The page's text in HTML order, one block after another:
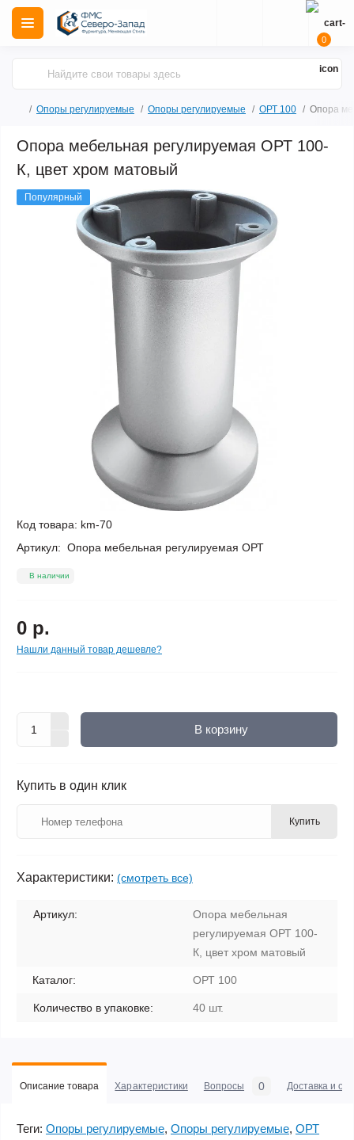
0
Опоры регулируемые Опоры регулируемые ОРТ 100 Опора
Опора мебельная регулируемая ОРТ 100-
К, цвет хром матовый
Популярный
Код товара: km-70
Артикул: Опора мебельная регулируемая ОРТ
В наличии
0 р.
Нашли данный товар дешевле?
В корзину
Купить в один клик
Купить
Характеристики: (смотреть все)
Артикул:
Опора мебельная
регулируемая ОРТ 100-
К, цвет хром матовый
Каталог: ОРТ 100
Количество в упаковке: 40 шт.
Описание товара Характеристики Вопросы 0 Доставка и
Теги: Опоры регулируемые, Опоры регулируемые, ОРТ